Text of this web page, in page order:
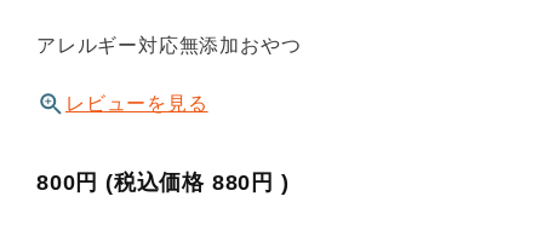
アレルギー対応無添加おやつ
レビューを見る
800円 (税込価格 880円 )